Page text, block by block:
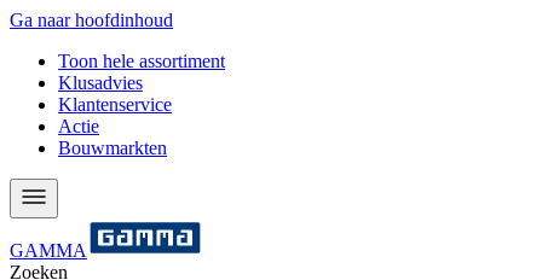
Ga naar hoofdinhoud
Toon hele assortiment
Klusadvies
Klantenservice
Actie
Bouwmarkten
GAMMA
Zoeken